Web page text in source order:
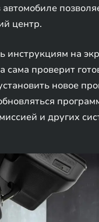
центр.
инструкциям на
сама проверит
новое
и других